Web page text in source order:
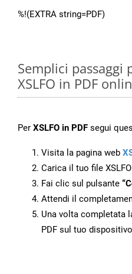
%!(EXTRA string=PDF)
Semplici passaggi
XSLFO in PDF
Per XSLFO in PDF segui
Visita la pagina web
Carica il tuo file
Fai clic sul pulsante
Attendi il
Una volta completata
PDF sul tuo